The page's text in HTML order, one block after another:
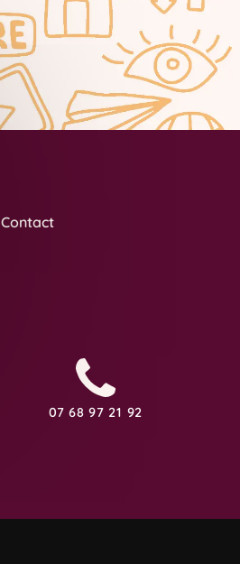
Contact
07 68 97 21 92